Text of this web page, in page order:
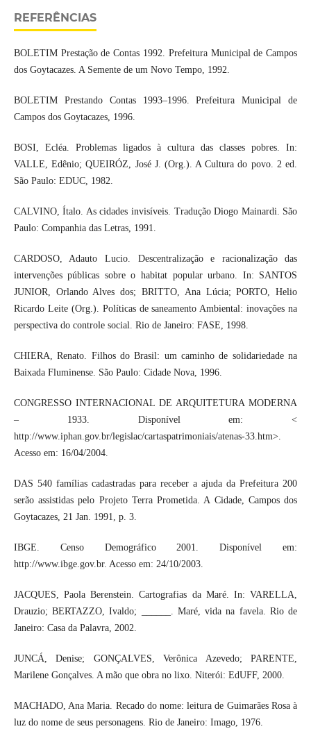
REFERÊNCIAS
BOLETIM Prestação de Contas 1992. Prefeitura Municipal de Campos
dos Goytacazes. A Semente de um Novo Tempo, 1992.
BOLETIM Prestando Contas 1993–1996. Prefeitura Municipal de
Campos dos Goytacazes, 1996.
BOSI, Ecléa. Problemas ligados à cultura das classes pobres. In:
VALLE, Edênio; QUEIRÓZ, José J. (Org.). A Cultura do povo. 2 ed.
São Paulo: EDUC, 1982.
CALVINO, Ítalo. As cidades invisíveis. Tradução Diogo Mainardi. São
Paulo: Companhia das Letras, 1991.
CARDOSO, Adauto Lucio. Descentralização e racionalização das
intervenções públicas sobre o habitat popular urbano. In: SANTOS
JUNIOR, Orlando Alves dos; BRITTO, Ana Lúcia; PORTO, Helio
Ricardo Leite (Org.). Políticas de saneamento Ambiental: inovações na
perspectiva do controle social. Rio de Janeiro: FASE, 1998.
CHIERA, Renato. Filhos do Brasil: um caminho de solidariedade na
Baixada Fluminense. São Paulo: Cidade Nova, 1996.
CONGRESSO INTERNACIONAL DE ARQUITETURA MODERNA
– 1933. Disponível em: <
http://www.iphan.gov.br/legislac/cartaspatrimoniais/atenas-33.htm>.
Acesso em: 16/04/2004.
DAS 540 famílias cadastradas para receber a ajuda da Prefeitura 200
serão assistidas pelo Projeto Terra Prometida. A Cidade, Campos dos
Goytacazes, 21 Jan. 1991, p. 3.
IBGE. Censo Demográfico 2001. Disponível em:
http://www.ibge.gov.br. Acesso em: 24/10/2003.
JACQUES, Paola Berenstein. Cartografias da Maré. In: VARELLA,
Drauzio; BERTAZZO, Ivaldo; ______. Maré, vida na favela. Rio de
Janeiro: Casa da Palavra, 2002.
JUNCÁ, Denise; GONÇALVES, Verônica Azevedo; PARENTE,
Marilene Gonçalves. A mão que obra no lixo. Niterói: EdUFF, 2000.
MACHADO, Ana Maria. Recado do nome: leitura de Guimarães Rosa à
luz do nome de seus personagens. Rio de Janeiro: Imago, 1976.